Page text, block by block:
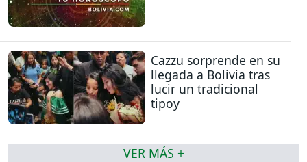
Cazzu sorprende en su
llegada a Bolivia tras
lucir un tradicional
tipoy
VER MÁS +